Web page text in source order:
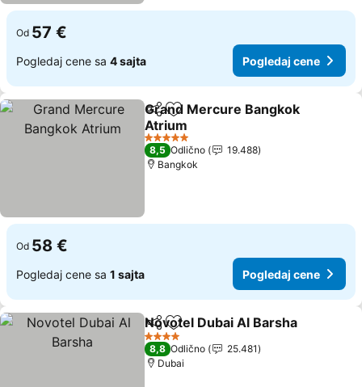
Od 57 €
Pogledaj cene sa 4 sajta Pogledaj cene
Deli Dodati u favorite
Grand Mercure Bangkok
Atrium
5 Zvezdice
8,5 Odlično
19.488
Bangkok
Od 58 €
Pogledaj cene sa 1 sajta Pogledaj cene
Deli Dodati u favorite
Novotel Dubai Al Barsha
4 Zvezdice
8,8 Odlično
25.481
Dubai